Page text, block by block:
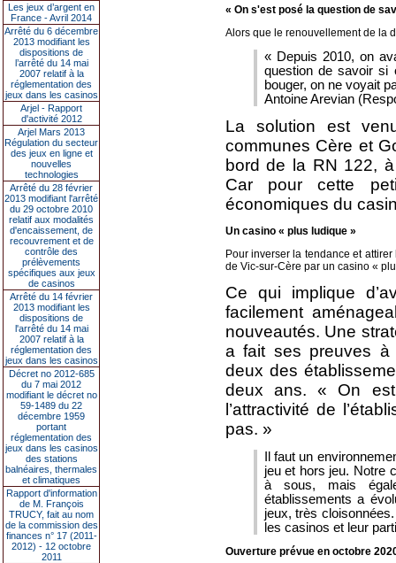
Les jeux d’argent en
France - Avril 2014
Arrêté du 6 décembre
2013 modifiant les
dispositions de
l’arrêté du 14 mai
2007 relatif à la
réglementation des
jeux dans les casinos
Arjel - Rapport
d'activité 2012
Arjel Mars 2013
Régulation du secteur
des jeux en ligne et
nouvelles
technologies
Arrêté du 28 février
2013 modifiant l'arrêté
du 29 octobre 2010
relatif aux modalités
d'encaissement, de
recouvrement et de
contrôle des
prélèvements
spécifiques aux jeux
de casinos
Arrêté du 14 février
2013 modifiant les
dispositions de
l'arrêté du 14 mai
2007 relatif à la
réglementation des
jeux dans les casinos
Décret no 2012-685
du 7 mai 2012
modifiant le décret no
59-1489 du 22
décembre 1959
portant
réglementation des
jeux dans les casinos
des stations
balnéaires, thermales
et climatiques
Rapport d'information
de M. François
TRUCY, fait au nom
de la commission des
finances n° 17 (2011-
2012) - 12 octobre
2011
« On s'est posé la question de
Alors que le renouvellement de la
« Depuis 2010, on
question de savoir si
bouger, on ne voyait
Antoine Arevian
La solution est
communes Cère et
bord de la RN 122,
Car pour cette
économiques du
Un casino « plus ludique »
Pour inverser la tendance et
de Vic-sur-Cère par un casino «
Ce qui implique
facilement
nouveautés. Une
a fait ses preuves à
deux des
deux ans. « On est
l’attractivité de
pas. »
Il faut un
jeu et hors jeu. Notre
à sous, mais
établissements a
jeux, très
les casinos et leur
Ouverture prévue en octobre